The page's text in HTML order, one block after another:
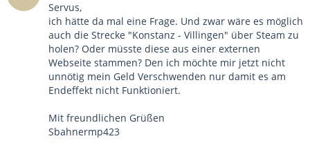
Servus,
ich hätte da mal eine Frage. Und zwar wäre es möglich
auch die Strecke "Konstanz - Villingen" über Steam zu
holen? Oder müsste diese aus einer externen
Webseite stammen? Den ich möchte mir jetzt nicht
unnötig mein Geld Verschwenden nur damit es am
Endeffekt nicht Funktioniert.
Mit freundlichen Grüßen
Sbahnermp423